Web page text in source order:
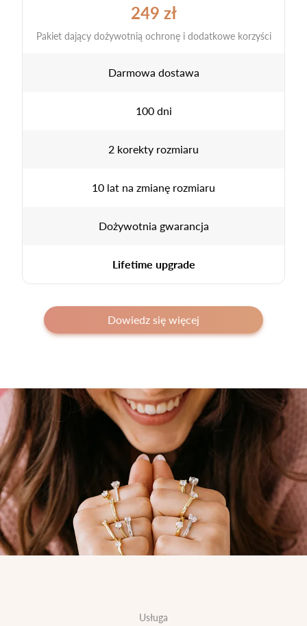
249 zł
Pakiet dający dożywotnią ochronę i dodatkowe korzyści
Darmowa dostawa
100 dni
2 korekty rozmiaru
10 lat na zmianę rozmiaru
Dożywotnia gwarancja
Lifetime upgrade
Dowiedz się więcej
Usługa